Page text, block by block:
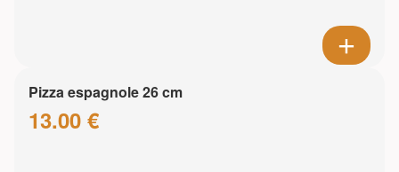
Pizza espagnole 26 cm
13.00 €